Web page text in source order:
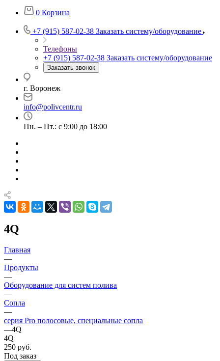
0 Корзина
+7 (915) 587-02-38 Заказать систему/оборудование
Телефоны
+7 (915) 587-02-38 Заказать систему/оборудование
Заказать звонок
г. Воронеж
info@polivcentr.ru
Пн. – Пт.: с 9:00 до 18:00
4Q
Главная
—
Продукты
—
Оборудование для систем полива
—
Сопла
—
серия Pro полосовые, специальные сопла
—4Q
4Q
250 руб.
Под заказ